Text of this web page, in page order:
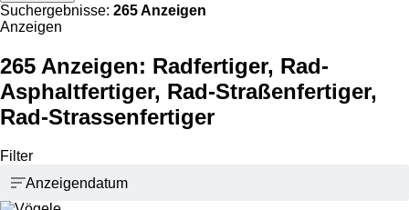
Suchergebnisse: 265 Anzeigen
Anzeigen
265 Anzeigen: Radfertiger, Rad-
Asphaltfertiger, Rad-Straßenfertiger,
Rad-Strassenfertiger
Filter
Anzeigendatum